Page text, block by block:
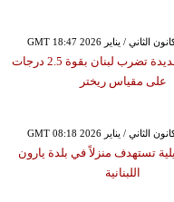
هزة أرضية جديدة تضرب لبنان بقوة 2.5 درجات
على مقياس ريختر
تستهدف منزلاً في بلدة يارون
اللبنانية